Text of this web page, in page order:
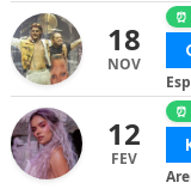
18
NOV
12
FEV